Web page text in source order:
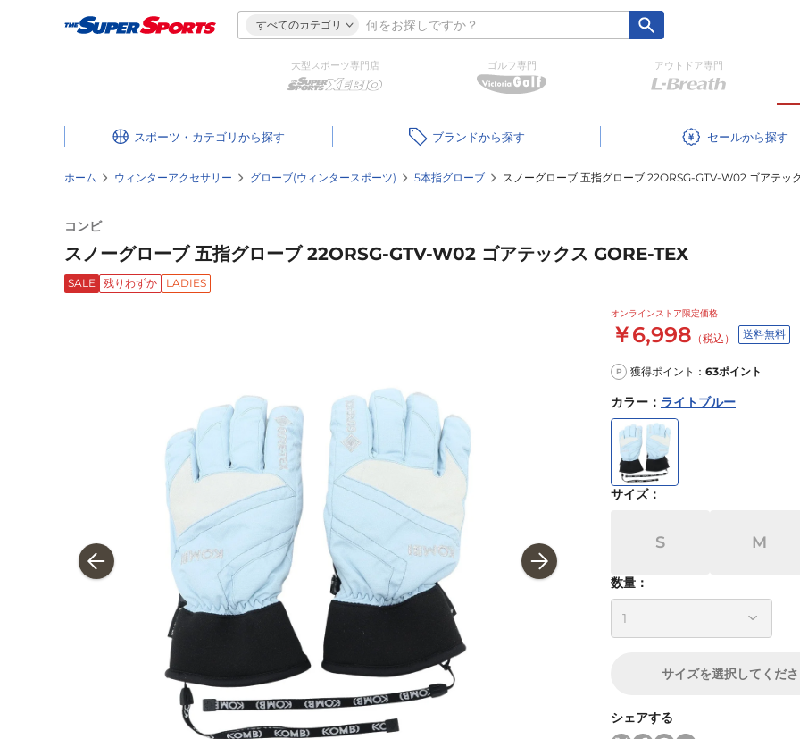
すべてのカテゴリ
大型スポーツ専門店 ゴルフ専門 アウトドア専門
スポーツ・カテゴリ ブランド セール
ホーム ウィンターアクセサリー グローブ(ウィンタースポーツ) 5本指グローブ スノーグローブ 五指グローブ 22ORSG-GTV-W02 ゴアテッ
コンビ
スノーグローブ 五指グローブ 22ORSG-GTV-W02 ゴアテックス GORE-TEX
SALE 残りわずか LADIES
オンラインストア限定価格
￥6,998 （税込） 送料無料
P 獲得ポイント： 63ポイント
カラー ： ライトブルー
サイズ：
S M
数量：
サイズを選択してくだ
シェアする